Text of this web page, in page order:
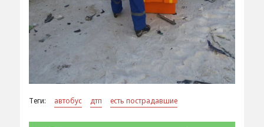
Теги: автобус дтп есть пострадавшие